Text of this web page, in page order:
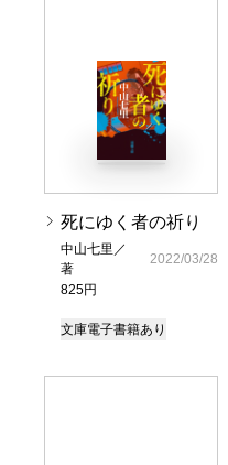
死にゆく者の祈り
中山七里／
著
825円
2022/03/28
文庫電子書籍あり